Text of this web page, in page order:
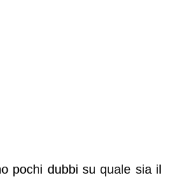
pochi dubbi su quale sia il